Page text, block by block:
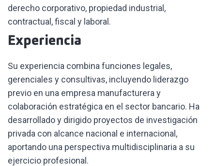
derecho corporativo, propiedad industrial,
contractual, fiscal y laboral.
Experiencia
Su experiencia combina funciones legales,
gerenciales y consultivas, incluyendo liderazgo
previo en una empresa manufacturera y
colaboración estratégica en el sector bancario. Ha
desarrollado y dirigido proyectos de investigación
privada con alcance nacional e internacional,
aportando una perspectiva multidisciplinaria a su
ejercicio profesional.